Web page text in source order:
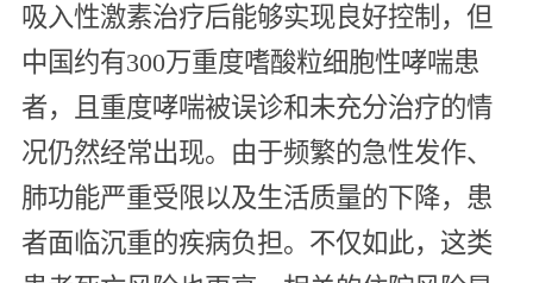
吸入性激素治疗后能够实现良好控制，但
中国约有300万重度嗜酸粒细胞性哮喘患
者，且重度哮喘被误诊和未充分治疗的情
况仍然经常出现。由于频繁的急性发作、
肺功能严重受限以及生活质量的下降，患
者面临沉重的疾病负担。不仅如此，这类